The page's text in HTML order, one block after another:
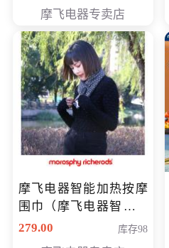
摩飞电器专卖店
摩飞电器智能加热按摩
围巾（摩飞电器智能加
热按摩围脖） 会员专享
279.00 库存98